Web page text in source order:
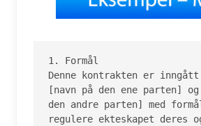
1. Formål
Denne kontrakten er inngått
[navn på den ene parten]
den andre parten] med
regulere ekteskapet deres